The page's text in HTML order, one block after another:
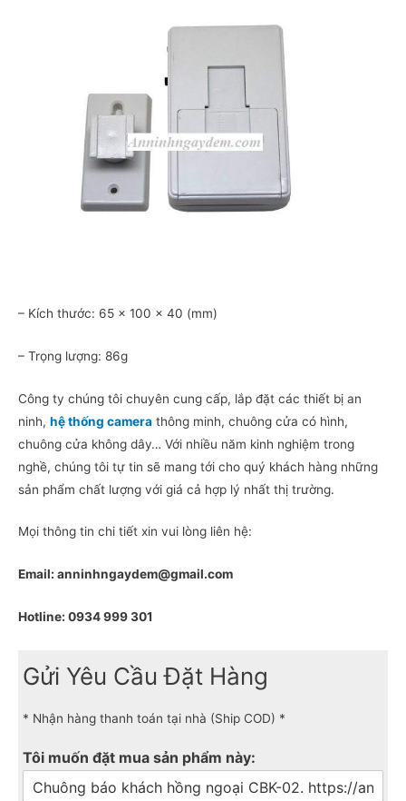
– Kích thước: 65 x 100 x 40 (mm)
– Trọng lượng: 86g
Công ty chúng tôi chuyên cung cấp, lắp đặt các thiết bị an
ninh, hệ thống camera thông minh, chuông cửa có hình,
chuông cửa không dây… Với nhiều năm kinh nghiệm trong
nghề, chúng tôi tự tin sẽ mang tới cho quý khách hàng những
sản phẩm chất lượng với giá cả hợp lý nhất thị trường.
Mọi thông tin chi tiết xin vui lòng liên hệ:
Email: anninhngaydem@gmail.com
Hotline: 0934 999 301
Gửi Yêu Cầu Đặt Hàng
* Nhận hàng thanh toán tại nhà (Ship COD) *
Tôi muốn đặt mua sản phẩm này: